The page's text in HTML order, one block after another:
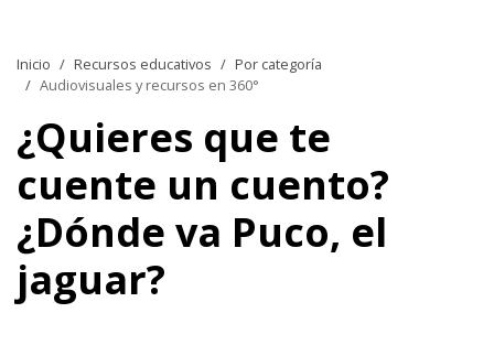
Inicio Recursos educativos
Por categoría
Audiovisuales y recursos en 360°
¿Quieres que te
cuente un cuento?
¿Dónde va Puco, el
jaguar?